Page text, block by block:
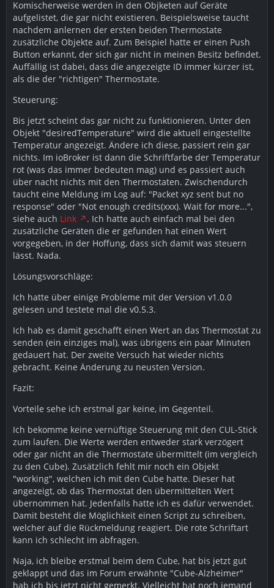
Komischerweise werden in den Objketen auf Geräte
aufgelistet, die gar nicht existieren. Beispielsweise taucht
nachdem anlernen der ersten beiden Thermostate
zusätzliche Objekte auf. Zum Beispiel hatte er einen Push
Button erkannt, der sich gar nicht in meinen Besitz befindet.
Auffällig ist dabei, dass die angezeigte ID immer kürzer ist,
als die der "richtigen" Thermostate.
Steuerung:
Bis jetzt scheint das gar nicht zu funktionieren. Unter den
Objekt "desiredTemperature" wird die aktuell eingestellte
Temperatur angezeigt. Ändere ich diese, passiert rein gar
nichts. Im ioBroker ist dann die Schriftfarbe der Temperatur
rot (was das immer bedeuten mag) und es passiert auch
über nacht nichts mit den Thermostaten. Zwischendurch
taucht eine Meldung im Log auf: "Packet xyz sent but no
response" oder "Not enough credits(xxx). Wait for more...",
siehe auch Link
. Ich hatte auch einfach mal bei den
zusätzliche Geräten die er gefunden hat einen Wert
vorgegeben, in der Hoffung, dass sich damit was steuern
lässt. Nada.
Lösungsvorschläge:
Ich hatte über einige Probleme mit der Version v1.0.0
gelesen und testete mal die v0.5.3.
Ich hab es damit geschafft einen Wert an das Thermostat zu
senden (ein einziges mal), was übrigens ein paar Minuten
gedauert hat. Der zweite Versuch hat wieder nichts
gebracht. Keine Änderung zu neusten Version.
Fazit:
Vorteile sehe ich erstmal gar keine, im Gegenteil.
Ich bekomme keine vernüftige Steuerung mit den CUL-Stick
zum laufen. Die Werte werden entweder stark verzögert
oder gar nicht an die Thermostate übermittelt (im vergleich
zu den Cube). Zusätzlich fehlt mir noch ein Objekt
"working", welchen ich mit den Cube hatte. Dieser hat
angezeigt, ob das Thermostat den übermittelten Wert
übernommen hat. Jedenfalls hatte ich es dafür verwendet.
Damit besteht die Möglichkeit einen Script zu schreiben,
welcher auf die Rückmeldung reagiert. Die rote Schriftart
kann ich schlecht im abfragen.
Naja, ich bleibe erstmal beim dem Cube, hat bis jetzt gut
geklappt und das im Forum erwähnte "Cube-Alzheimer"
hab ich bis jetzt nicht gemerkt. Vielleicht hat noch jemand